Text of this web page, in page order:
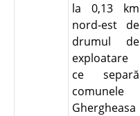
la 0,13 km
nord-est de
drumul de
exploatare
ce separă
comunele
Ghergheasa